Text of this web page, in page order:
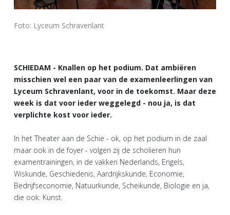
Foto: Lyceum Schravenlant
SCHIEDAM - Knallen op het podium. Dat ambiëren
misschien wel een paar van de examenleerlingen van
Lyceum Schravenlant, voor in de toekomst. Maar deze
week is dat voor ieder weggelegd - nou ja, is dat
verplichte kost voor ieder.
In het Theater aan de Schie - ok, op het podium in de zaal
maar ook in de foyer - volgen zij de scholieren hun
examentrainingen, in de vakken Nederlands, Engels,
Wiskunde, Geschiedenis, Aardrijkskunde, Economie,
Bedrijfseconomie, Natuurkunde, Scheikunde, Biologie en ja,
die ook: Kunst.